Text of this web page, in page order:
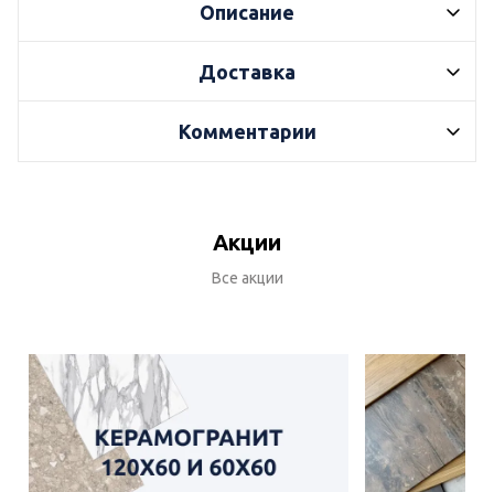
Описание
Доставка
Комментарии
Акции
Все акции